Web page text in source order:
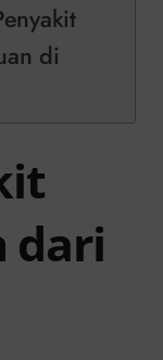
di
dari